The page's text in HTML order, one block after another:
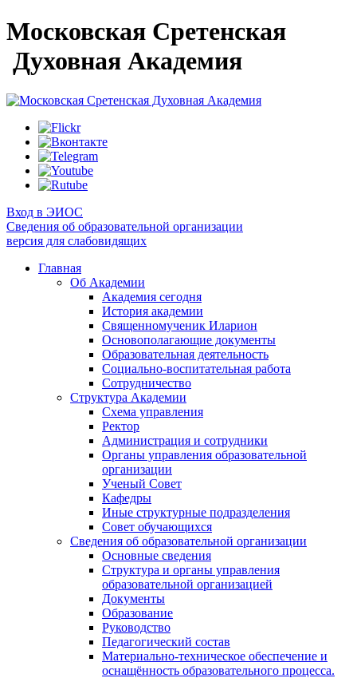
Московская Сретенская
Духовная Академия
Вход в ЭИОС
Сведения об образовательной организации
версия для слабовидящих
Главная
Об Академии
Академия сегодня
История академии
Священномученик Иларион
Основополагающие документы
Образовательная деятельность
Социально-воспитательная работа
Сотрудничество
Структура Академии
Схема управления
Ректор
Администрация и сотрудники
Органы управления образовательной
организации
Ученый Совет
Кафедры
Иные структурные подразделения
Совет обучающихся
Сведения об образовательной организации
Основные сведения
Структура и органы управления
образовательной организацией
Документы
Образование
Руководство
Педагогический состав
Материально-техническое обеспечение и
оснащённость образовательного процесса.